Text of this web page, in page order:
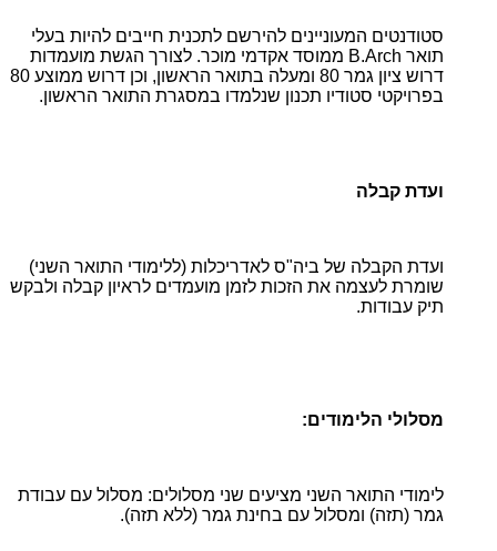
סטודנטים המעוניינים להירשם לתכנית חייבים להיות בעלי
תואר B.Arch ממוסד אקדמי מוכר. לצורך הגשת מועמדות
דרוש ציון גמר 80 ומעלה בתואר הראשון, וכן דרוש ממוצע 80
בפרויקטי סטודיו תכנון שנלמדו במסגרת התואר הראשון.
ועדת קבלה
ועדת הקבלה של ביה"ס לאדריכלות (ללימודי התואר השני)
שומרת לעצמה את הזכות לזמן מועמדים לראיון קבלה ולבקש
תיק עבודות.
מסלולי הלימודים:
לימודי התואר השני מציעים שני מסלולים: מסלול עם עבודת
גמר (תזה) ומסלול עם בחינת גמר (ללא תזה).